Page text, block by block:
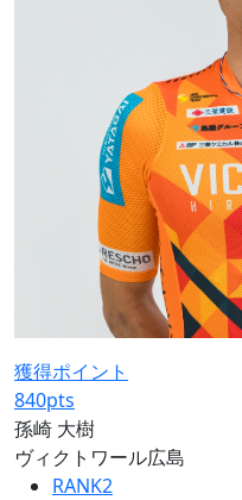
獲得ポイント
840pts
孫崎 大樹
ヴィクトワール広島
RANK2